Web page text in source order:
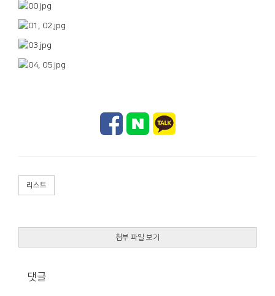
리스트
첨부 파일 보기
댓글